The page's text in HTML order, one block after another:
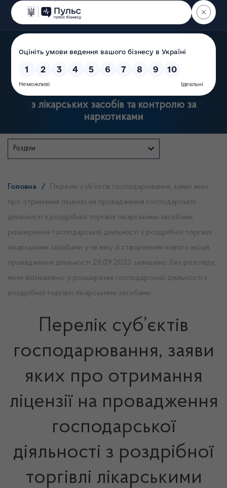
Пошук
Державна служба України
з лікарських засобів та контролю за
наркотиками
Розділи
Головна /
Перелік суб’єктів господарювання, заяви яких
про отримання ліцензії на провадження господарської
діяльності з роздрібної торгівлі лікарськими засобами,
розширення господарської діяльності з роздрібної торгівлі
лікарськими засобами у зв’язку зі створенням нового місця
провадження діяльності 28.09.2023 залишено без розгляду,
яким відмовлено у розширенні господарської діяльності з
роздрібної торгівлі лікарськими засобами
Перелік суб’єктів
господарювання, заяви
яких про отримання
ліцензії на провадження
господарської
діяльності з роздрібної
торгівлі лікарськими